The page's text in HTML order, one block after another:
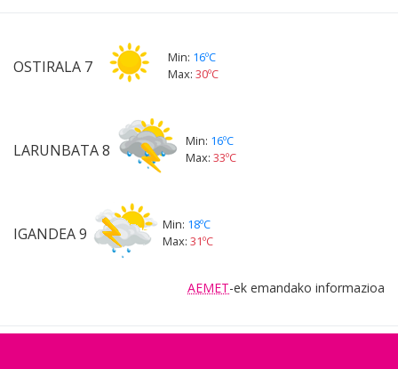
OSTIRALA 7 Min: 16ºC
Max: 30ºC
LARUNBATA8 Min: 16ºC
Max: 33ºC
IGANDEA9 Min: 18ºC
Max: 31ºC
AEMET-ek emandako informazioa